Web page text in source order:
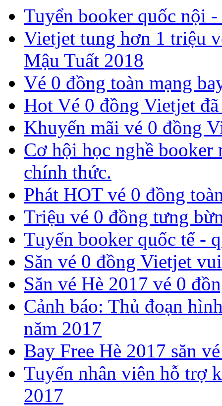
Tuyển booker quốc nội
​Vietjet tung hơn 1 triệu
Mậu Tuất 2018
Vé 0 đồng toàn mạng
Hot Vé 0 đồng Vietjet
​Khuyến mãi vé 0 đồng
Cơ hội học nghề
chính thức.
Phát HOT vé 0 đồng
​Triệu vé 0 đồng tưng
Tuyển booker quốc tế -
Săn vé 0 đồng Vietjet
​Săn vé Hè 2017 vé 0
Cảnh báo: Thủ đoạn
năm 2017
Bay Free Hè 2017 săn
Tuyển nhân viên hỗ trợ
2017